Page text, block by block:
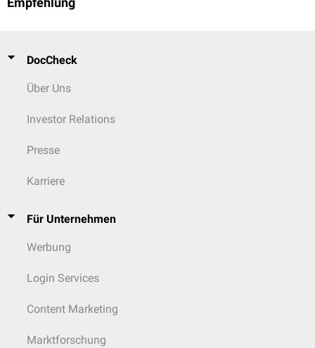
Empfehlung
DocCheck
Über Uns
Investor Relations
Presse
Karriere
Für Unternehmen
Werbung
Login Services
Content Marketing
Marktforschung